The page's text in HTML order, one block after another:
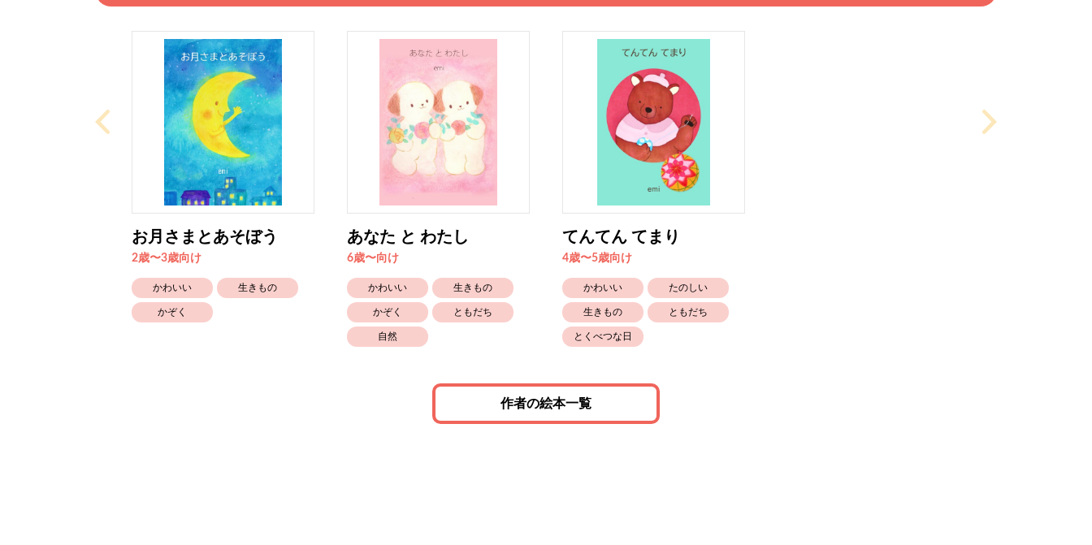
お月さまとあそぼう
2歳〜3歳向け
かわいい 生きもの
かぞく
あなた と わたし
6歳〜向け
かわいい 生きもの
かぞく ともだち
自然
てんてん てまり
4歳〜5歳向け
かわいい たのしい
生きもの ともだち
とくべつな日
作者の絵本一覧